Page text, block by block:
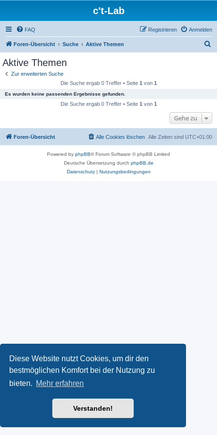
Diese Website nutzt Cookies, um dir den
bestmöglichen Komfort bei der Nutzung zu
bieten. Mehr erfahren
Verstanden!
c't-Lab
FAQ Anmelden
Registrieren
Foren-Übersicht Suche Aktive Themen
Aktive Themen
Zur erweiterten Suche
Die Suche ergab 0 Treffer • Seite 1 von 1
Es wurden keine passenden Ergebnisse gefunden.
Die Suche ergab 0 Treffer • Seite 1 von 1
Gehe zu
Foren-Übersicht Alle Zeiten sind UTC+01:00
Alle Cookies löschen
Powered by phpBB® Forum Software © phpBB Limited
Deutsche Übersetzung durch phpBB.de
Datenschutz| Nutzungsbedingungen